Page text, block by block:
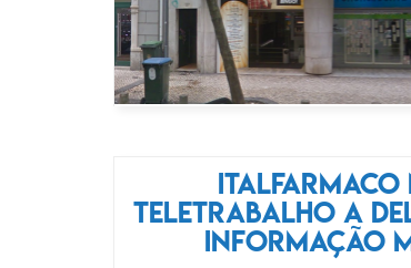
Italfarmaco
teletrabalho a
informação